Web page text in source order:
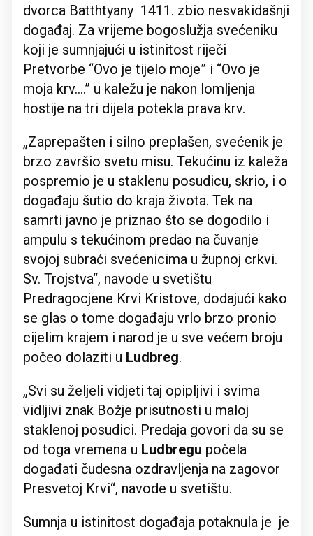
dvorca Batthtyany 1411. zbio nesvakidašnji
događaj. Za vrijeme bogoslužja svećeniku
koji je sumnjajući u istinitost riječi
Pretvorbe “Ovo je tijelo moje” i “Ovo je
moja krv….” u kaležu je nakon lomljenja
hostije na tri dijela potekla prava krv.
„Zaprepašten i silno preplašen, svećenik je
brzo završio svetu misu. Tekućinu iz kaleža
pospremio je u staklenu posudicu, skrio, i o
događaju šutio do kraja života. Tek na
samrti javno je priznao što se dogodilo i
ampulu s tekućinom predao na čuvanje
svojoj subraći svećenicima u župnoj crkvi.
Sv. Trojstva“, navode u svetištu
Predragocjene Krvi Kristove, dodajući kako
se glas o tome događaju vrlo brzo pronio
cijelim krajem i narod je u sve većem broju
počeo dolaziti u Ludbreg.
„Svi su željeli vidjeti taj opipljivi i svima
vidljivi znak Božje prisutnosti u maloj
staklenoj posudici. Predaja govori da su se
od toga vremena u Ludbregu počela
događati čudesna ozdravljenja na zagovor
Presvetoj Krvi“, navode u svetištu.
Sumnja u istinitost događaja potaknula je je